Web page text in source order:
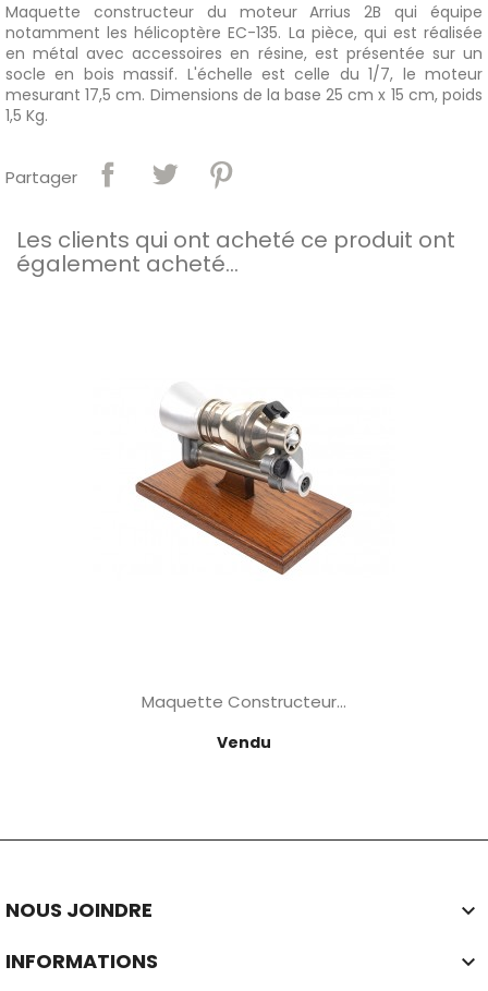
Maquette constructeur du moteur Arrius 2B qui équipe
notamment les hélicoptère EC-135. La pièce, qui est réalisée
en métal avec accessoires en résine, est présentée sur un
socle en bois massif. L'échelle est celle du 1/7, le moteur
mesurant 17,5 cm. Dimensions de la base 25 cm x 15 cm, poids
1,5 Kg.
Partager
Les clients qui ont acheté ce produit ont
également acheté...
Maquette Constructeur...
Vendu
NOUS JOINDRE 
INFORMATIONS 